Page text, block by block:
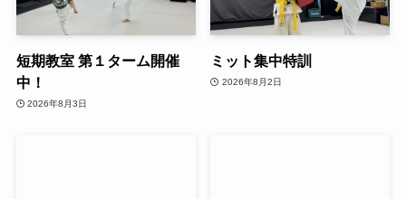
短期教室 第１ターム開催
中！
2026年8月3日
ミット集中特訓
2026年8月2日